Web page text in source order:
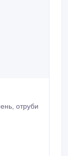
отруби